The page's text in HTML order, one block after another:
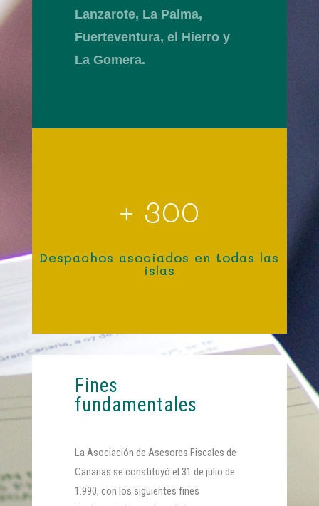
Lanzarote, La Palma,
Fuerteventura, el Hierro y
La Gomera.
+ 300
Despachos asociados en todas las
islas
Fines
fundamentales
La Asociación de Asesores Fiscales de
Canarias se constituyó el 31 de julio de
1.990, con los siguientes fines